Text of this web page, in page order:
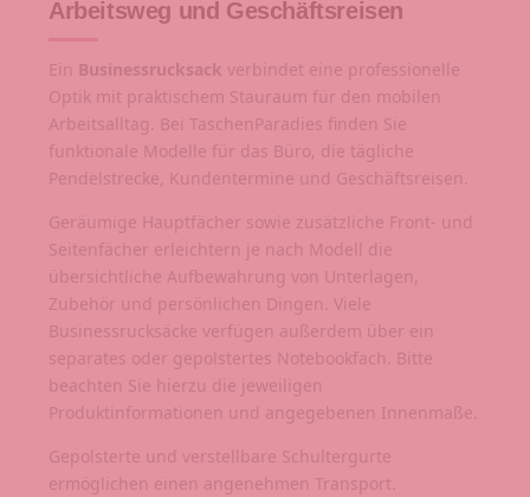
Arbeitsweg und Geschäftsreisen
Ein Businessrucksack verbindet eine professionelle
Optik mit praktischem Stauraum für den mobilen
Arbeitsalltag. Bei TaschenParadies finden Sie
funktionale Modelle für das Büro, die tägliche
Pendelstrecke, Kundentermine und Geschäftsreisen.
Geräumige Hauptfächer sowie zusätzliche Front- und
Seitenfächer erleichtern je nach Modell die
übersichtliche Aufbewahrung von Unterlagen,
Zubehör und persönlichen Dingen. Viele
Businessrucksäcke verfügen außerdem über ein
separates oder gepolstertes Notebookfach. Bitte
beachten Sie hierzu die jeweiligen
Produktinformationen und angegebenen Innenmaße.
Gepolsterte und verstellbare Schultergurte
ermöglichen einen angenehmen Transport.